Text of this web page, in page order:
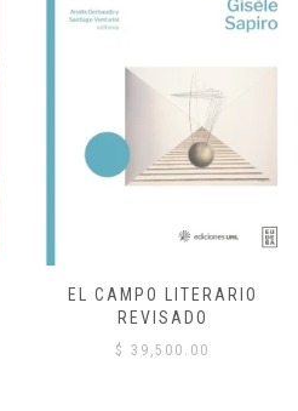
EL CAMPO LITERARIO
REVISADO
$ 39,500.00